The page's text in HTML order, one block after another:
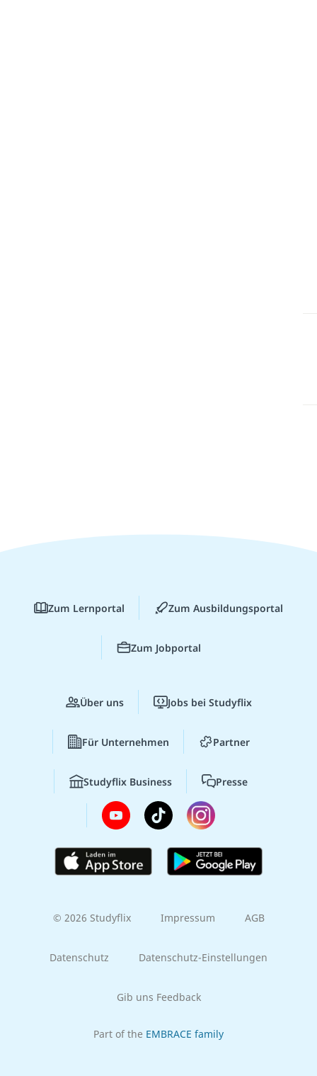
Zum Lernportal Zum Ausbildungsportal
Zum Jobportal
Über uns Jobs bei Studyflix
Für Unternehmen Partner
Studyflix Business Presse
© 2026 Studyflix Impressum AGB
Datenschutz Datenschutz-Einstellungen
Gib uns Feedback
Part of the EMBRACE family